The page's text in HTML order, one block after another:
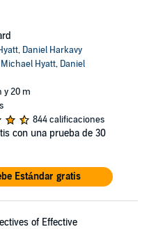
, Daniel Harkavy
Michael Hyatt, Daniel
y 20 m
844 calificaciones
con una prueba de 30
Estándar gratis
of Effective